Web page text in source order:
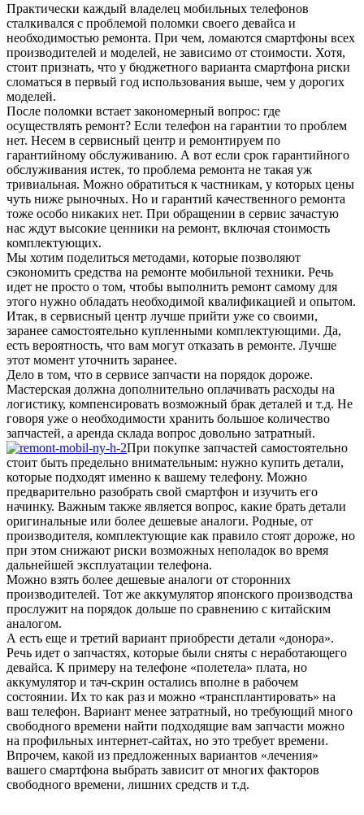
Практически каждый владелец мобильных телефонов
сталкивался с проблемой поломки своего девайса и
необходимостью ремонта. При чем, ломаются смартфоны всех
производителей и моделей, не зависимо от стоимости. Хотя,
стоит признать, что у бюджетного варианта смартфона риски
сломаться в первый год использования выше, чем у дорогих
моделей.
После поломки встает закономерный вопрос: где
осуществлять ремонт? Если телефон на гарантии то проблем
нет. Несем в сервисный центр и ремонтируем по
гарантийному обслуживанию. А вот если срок гарантийного
обслуживания истек, то проблема ремонта не такая уж
тривиальная. Можно обратиться к частникам, у которых цены
чуть ниже рыночных. Но и гарантий качественного ремонта
тоже особо никаких нет. При обращении в сервис зачастую
нас ждут высокие ценники на ремонт, включая стоимость
комплектующих.
Мы хотим поделиться методами, которые позволяют
сэкономить средства на ремонте мобильной техники. Речь
идет не просто о том, чтобы выполнить ремонт самому для
этого нужно обладать необходимой квалификацией и опытом.
Итак, в сервисный центр лучше прийти уже со своими,
заранее самостоятельно купленными комплектующими. Да,
есть вероятность, что вам могут отказать в ремонте. Лучше
этот момент уточнить заранее.
Дело в том, что в сервисе запчасти на порядок дороже.
Мастерская должна дополнительно оплачивать расходы на
логистику, компенсировать возможный брак деталей и т.д. Не
говоря уже о необходимости хранить большое количество
запчастей, а аренда склада вопрос довольно затратный.
При покупке запчастей самостоятельно
стоит быть предельно внимательным: нужно купить детали,
которые подходят именно к вашему телефону. Можно
предварительно разобрать свой смартфон и изучить его
начинку. Важным также является вопрос, какие брать детали
оригинальные или более дешевые аналоги. Родные, от
производителя, комплектующие как правило стоят дороже, но
при этом снижают риски возможных неполадок во время
дальнейшей эксплуатации телефона.
Можно взять более дешевые аналоги от сторонних
производителей. Тот же аккумулятор японского производства
прослужит на порядок дольше по сравнению с китайским
аналогом.
А есть еще и третий вариант приобрести детали «донора».
Речь идет о запчастях, которые были сняты с неработающего
девайса. К примеру на телефоне «полетела» плата, но
аккумулятор и тач-скрин остались вполне в рабочем
состоянии. Их то как раз и можно «трансплантировать» на
ваш телефон. Вариант менее затратный, но требующий много
свободного времени найти подходящие вам запчасти можно
на профильных интернет-сайтах, но это требует времени.
Впрочем, какой из предложенных вариантов «лечения»
вашего смартфона выбрать зависит от многих факторов
свободного времени, лишних средств и т.д.